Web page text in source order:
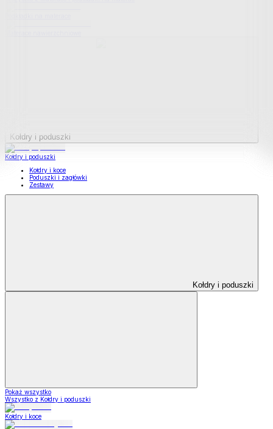
Kołdry i poduszki
Kołdry i poduszki
Kołdry i koce
Poduszki i zagłówki
Zestawy
Kołdry i poduszki
Pokaż wszystko
Wszystko z Kołdry i poduszki
Kołdry i koce